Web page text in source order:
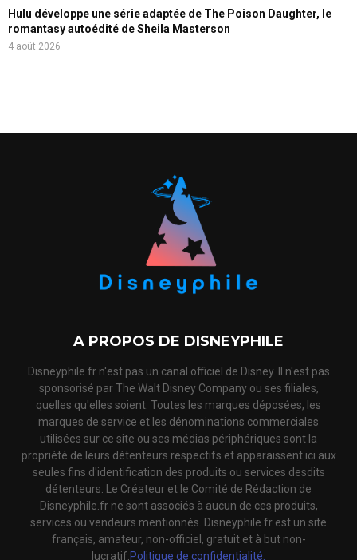
Hulu développe une série adaptée de The Poison Daughter, le
romantasy autoédité de Sheila Masterson
4 août 2026
A PROPOS DE DISNEYPHILE
Disneyphile.fr n'est pas un canal officiel de Disney. Il n'est pas
sponsorisé par The Walt Disney Company ou ses filiales,
quelles qu'elles soient. Toutes les marques déposées, les
marques de service et les dénominations commerciales
utilisées sur ce site ou ses médias périphériques sont la
propriété de leurs détenteurs respectifs et apparaissent ici aux
seules fins d'identification des produits ou services desdits
détenteurs. Le Créateur et le Comité de Rédaction de
Disneyphile.fr ne sont associés à aucun de ces produits,
services ou vendeurs mentionnés. Disneyphile.fr est un site
français, amateur, non-officiel, gratuit et à but non-
lucratif. Politique de confidentialité.